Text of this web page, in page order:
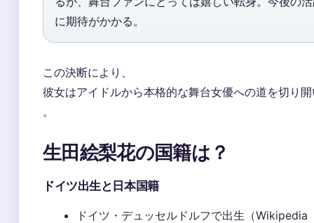
に期待がかかる。
この決断により、
彼女はアイドルから本格的な舞台女優への道を切り
。
生田絵梨花の国籍は？
ドイツ出生と日本国籍
ドイツ・デュッセルドルフで出生（Wikipedia